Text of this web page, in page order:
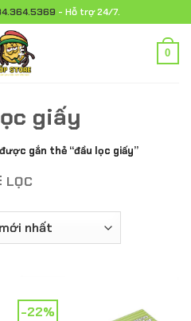
- Hỗ trợ 24/7.
0
giấy
gắn thẻ “đầu lọc giấy”
LỌC
-22%